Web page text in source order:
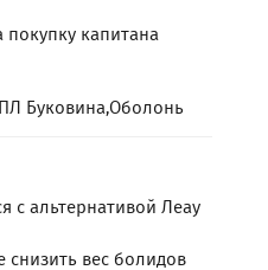
капитана
Буковина,Оболонь
с альтернативой Леау
вес болидов